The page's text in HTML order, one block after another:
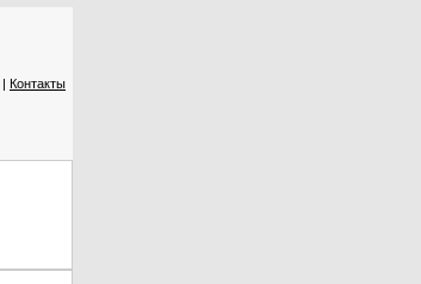
| Контакты